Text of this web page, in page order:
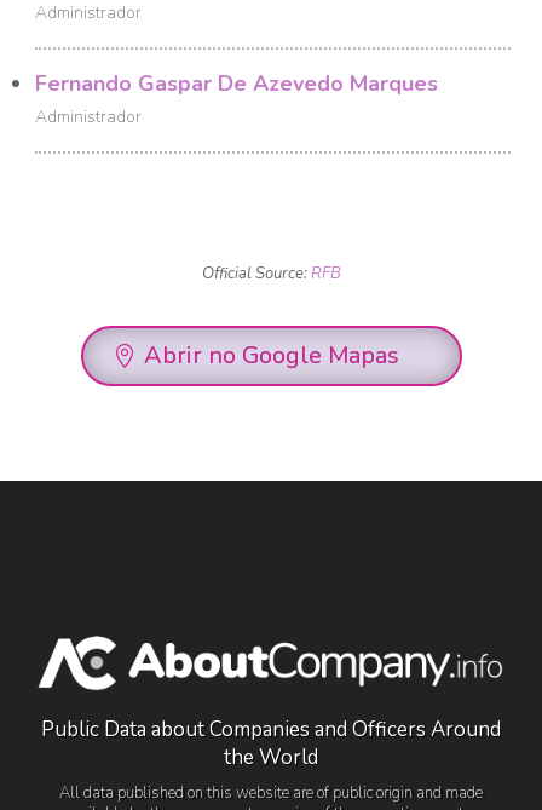
Administrador
Fernando Gaspar De Azevedo Marques
Administrador
Official Source:RFB
Abrir no Google Mapas
Public Data about Companies and Officers Around
the World
All data published on this website are of public origin and made